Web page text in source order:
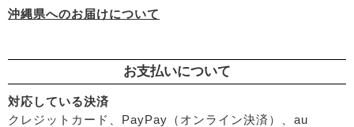
沖縄県へのお届けについて
お支払いについて
対応している決済
クレジットカード、PayPay（オンライン決済）、au